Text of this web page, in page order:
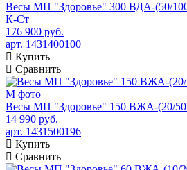
Весы МП "Здоровье" 300 ВДА-(50/
К-Ст
176 900 руб.
арт. 1431400100
Купить
Сравнить
Весы МП "Здоровье" 150 ВЖА-(20/
14 990 руб.
арт. 1431500196
Купить
Сравнить